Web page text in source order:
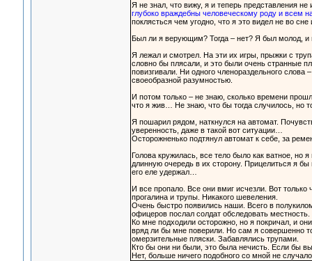
Я не знал, что вижу, я и теперь представления
глубоко враждебны человеческому роду и всем
поклясться чем угодно, что я это видел не во
Был ли я верующим? Тогда – нет? Я был молод, и
Я лежал и смотрел. На эти их игры, прыжки с
словно бы плясали, и это были очень странные
повизгивали. Ни одного членораздельного
своеобразной разумностью.
И потом только – не знаю, сколько времени
что я жив… Не знаю, что бы тогда случилось, но
Я пошарил рядом, наткнулся на автомат.
уверенность, даже в такой вот ситуации…
Осторожненько подтянул автомат к себе, за
Голова кружилась, все тело было как ватное, но
длинную очередь в их сторону. Прицелиться я
его еле удержал…
И все пропало. Все они вмиг исчезли. Вот
прогалина и трупы. Никакого шевеления.
Очень быстро появились наши. Всего в
офицеров послал солдат обследовать местность.
Ко мне подходили осторожно, но я покричал, и
вряд ли бы мне поверили. Но сам я совершенно
омерзительные пляски. Забавлялись трупами.
Кто бы они ни были, это была нечисть. Если бы
Нет, больше ничего подобного со мной не